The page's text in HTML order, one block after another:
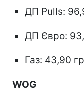
ДП Pulls:
ДП Євро:
Газ: 43,90
WOG